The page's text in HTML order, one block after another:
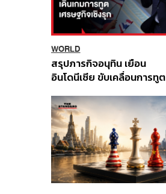
WORLD
สรุปภารกิจอนุทิน เยือน
อินโดนีเซีย ขับเคลื่อนการทูต
ส่วนยุทธศาสตร์ไทย –
อินโดนีเซีย